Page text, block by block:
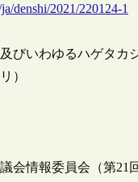
denshi/2021/220124-1
びいわゆるハゲタ
）
会情報委員会（第